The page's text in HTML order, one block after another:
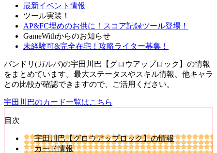
最新イベント情報
ツール実装！
AP&FC埋めのお供に！スコア記録ツール登場！
GameWithからのお知らせ
未経験可&完全在宅！攻略ライター募集！
バンドリ(ガルパ)の宇田川巴【グロウアップロック】の情報
をまとめています。最大ステータスやスキル情報、他キャラ
との比較が確認できますので、ご活用ください。
宇田川巴のカード一覧はこちら
目次
宇田川巴【グロウアップロック】の情報
カード情報